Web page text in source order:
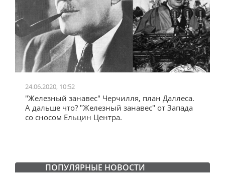
24.06.2020, 10:52
"Железный занавес" Черчилля, план Даллеса.
А дальше что? "Железный занавес" от Запада
со сносом Ельцин Центра.
ПОПУЛЯРНЫЕ НОВОСТИ